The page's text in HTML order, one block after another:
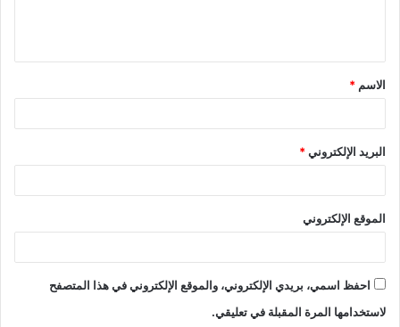
الاسم *
البريد الإلكتروني*
الموقع الإلكتروني
احفظ اسمي، بريدي الإلكتروني، والموقع الإلكتروني في هذا المتصفح
لاستخدامها المرة المقبلة في تعليقي.